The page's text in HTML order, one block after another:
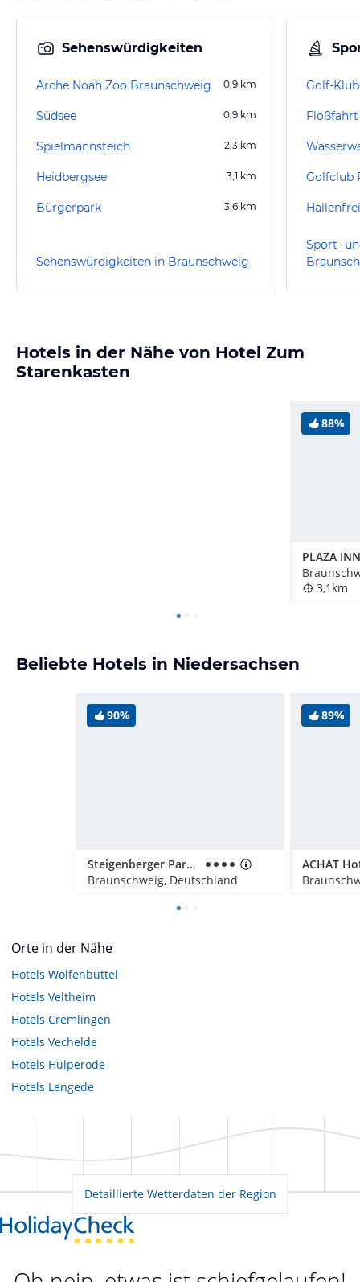
Sehenswürdigkeiten
Arche Noah Zoo Braunschweig 0,9 km
Südsee 0,9 km
Spielmannsteich 2,3 km
Heidbergsee 3,1 km
Bürgerpark 3,6 km
Sehenswürdigkeiten in Braunschweig
Golf-
Sport-
Hotels in der Nähe von Hotel Zum
Starenkasten
88%
3,1km
Beliebte Hotels in Niedersachsen
90%
Steigenberger Parkhotel Braunschweig
Braunschweig, Deutschland
89%
Orte in der Nähe
Hotels Wolfenbüttel
Hotels Veltheim
Hotels Cremlingen
Hotels Vechelde
Hotels Hülperode
Hotels Lengede
Detaillierte Wetterdaten der Region